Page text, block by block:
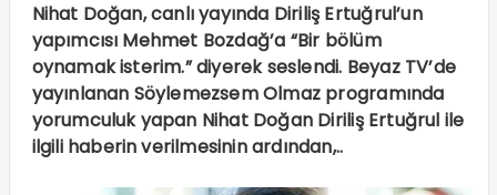
Nihat Doğan, canlı yayında Diriliş Ertuğrul’un
yapımcısı Mehmet Bozdağ’a “Bir bölüm
oynamak isterim.” diyerek seslendi. Beyaz TV’de
yayınlanan Söylemezsem Olmaz programında
yorumculuk yapan Nihat Doğan Diriliş Ertuğrul ile
ilgili haberin verilmesinin ardından,..